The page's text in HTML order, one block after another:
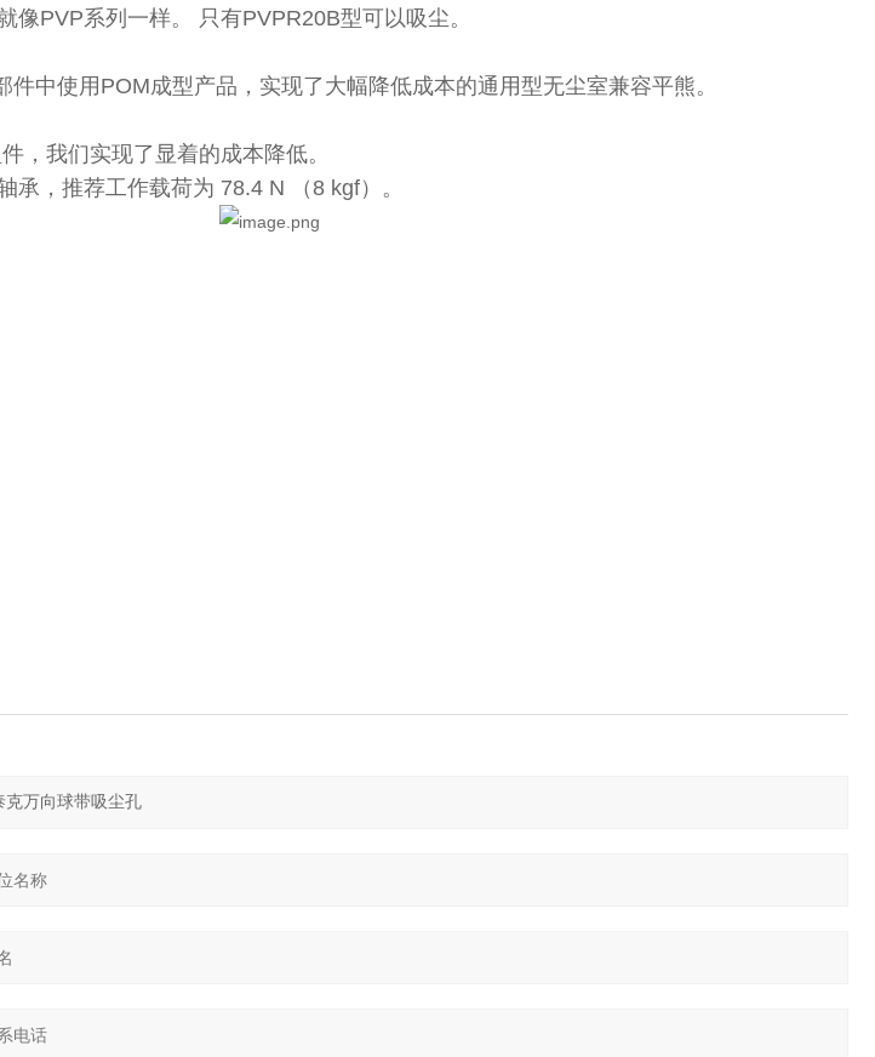
像PVP系列一样。 只有PVPR20B型可以吸尘。
中使用POM成型产品，实现了大幅降低成本的通用型无尘室兼容平熊。
，我们实现了显着的成本降低。
承，推荐工作载荷为 78.4 N （8 kgf）。